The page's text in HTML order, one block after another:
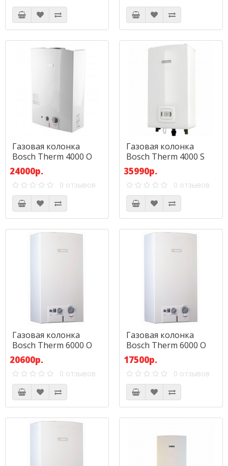
Газовая колонка
Bosch Therm 4000 O
WR 15-2B
24000р.
0 отзывов
Газовая колонка
Bosch Therm 4000 S
WTD 18 AM E23
35990р.
0 отзывов
Газовая колонка
Bosch Therm 6000 O
WRD 10-2G
20600р.
0 отзывов
Газовая колонка
Bosch Therm 6000 O
WRD 13-2G
17500р.
0 отзывов